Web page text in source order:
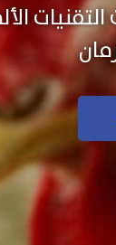
ودقة عالية